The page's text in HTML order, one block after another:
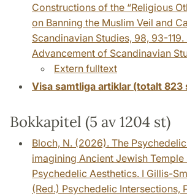
Constructions of the “Religious
on Banning the Muslim Veil and
Scandinavian Studies, 98, 93-
Advancement of Scandinavian
Extern fulltext
Visa samtliga artiklar (totalt 823
Bokkapitel (5 av 1204 st)
Bloch, N. (2026). The
imagining Ancient Jewish
Psychedelic Aesthetics. I Gillis-
(Red.) Psychedelic Intersections,